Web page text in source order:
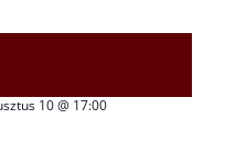
10 @ 17:00